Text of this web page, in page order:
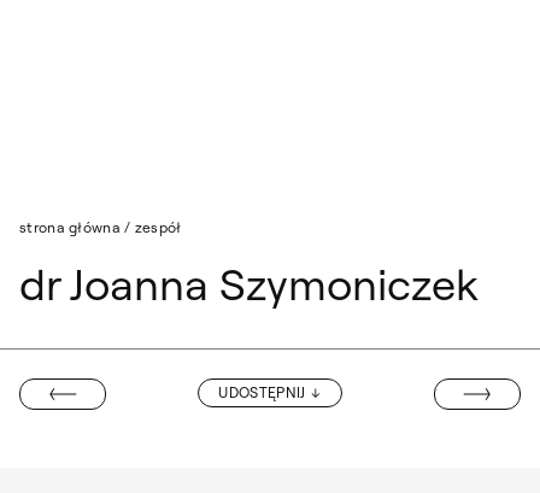
strona główna / zespół
dr Joanna Szymoniczek
UDOSTĘPNIJ
RODZIK
JUSTYNA TYLL